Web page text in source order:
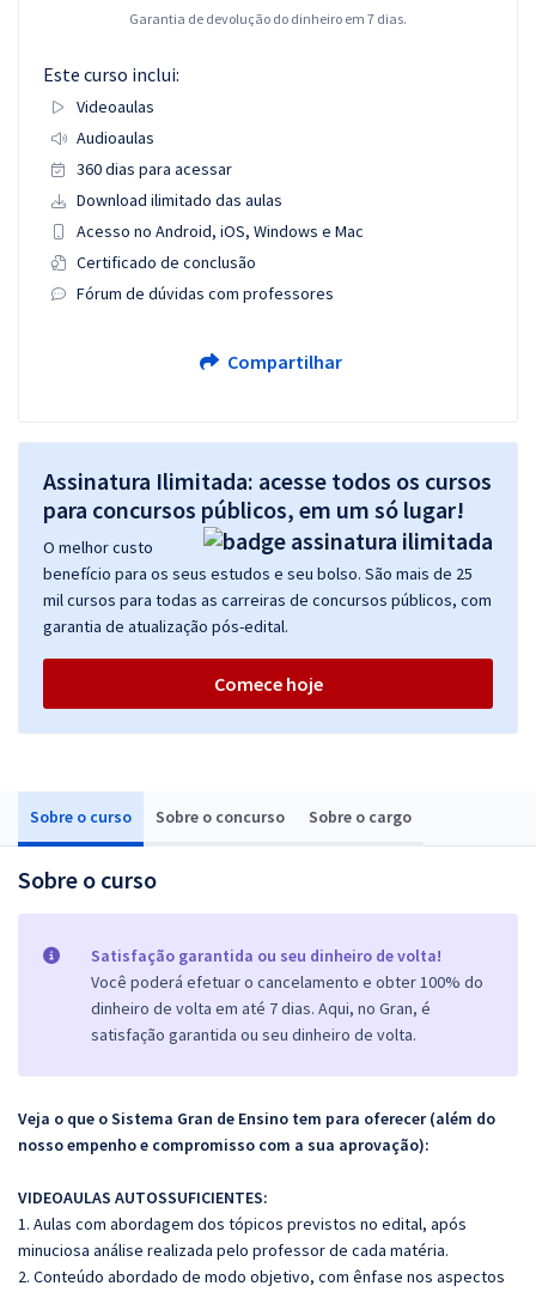
Sobre o curso Sobre o concurso Sobre o cargo
Sobre o curso
Satisfação garantida ou seu dinheiro de volta!
Você poderá efetuar o cancelamento e obter 100% do
dinheiro de volta em até 7 dias. Aqui, no Gran, é
satisfação garantida ou seu dinheiro de volta.
Veja o que o Sistema Gran de Ensino tem para oferecer (além do
nosso empenho e compromisso com a sua aprovação):
VIDEOAULAS AUTOSSUFICIENTES:
1. Aulas com abordagem dos tópicos previstos no edital, após
minuciosa análise realizada pelo professor de cada matéria.
2. Conteúdo abordado de modo objetivo, com ênfase nos aspectos
Garantia de devolução do dinheiro em 7 dias.
Este curso inclui:
Videoaulas
Audioaulas
360 dias para acessar
Download ilimitado das aulas
Acesso no Android, iOS, Windows e Mac
Certificado de conclusão
Fórum de dúvidas com professores
Compartilhar
Assinatura Ilimitada: acesse todos os cursos
para concursos públicos, em um só lugar!
O melhor custo
benefício para os seus estudos e seu bolso. São mais de 25
mil cursos para todas as carreiras de concursos públicos, com
garantia de atualização pós-edital.
Comece hoje